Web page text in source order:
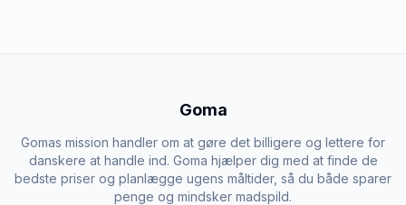
Goma
Gomas mission handler om at gøre det billigere og lettere for
danskere at handle ind. Goma hjælper dig med at finde de
bedste priser og planlægge ugens måltider, så du både sparer
penge og mindsker madspild.